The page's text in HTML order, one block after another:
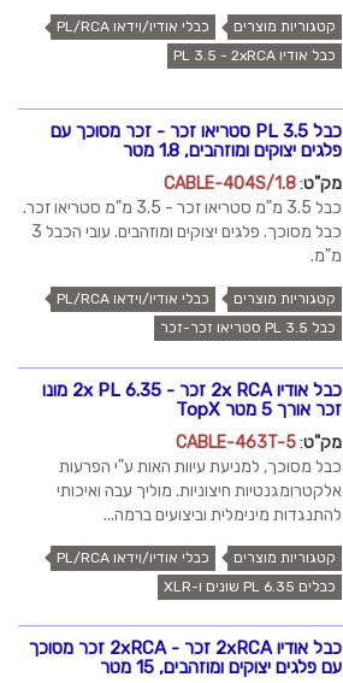
קטגוריות מוצרים
כבלי אודיו/וידאו PL/RCA
כבל אודיו PL 3.5 - 2xRCA
כבל PL 3.5 סטריאו זכר - זכר מסוכך עם
פלגים יצוקים ומוזהבים, 1.8 מטר
מק"ט:
CABLE-404S/1.8
כבל 3.5 מ"מ סטריאו זכר - 3.5 מ"מ סטריאו זכר.
כבל מסוכך. פלגים יצוקים ומוזהבים. עובי הכבל 3
מ"מ.
קטגוריות מוצרים
כבלי אודיו/וידאו PL/RCA
כבל PL 3.5 סטריאו זכר-זכר
כבל אודיו 2x RCA זכר - 2x PL 6.35 מונו
זכר אורך 5 מטר TopX
מק"ט:
CABLE-463T-5
כבל מסוכך, למניעת עיוות האות ע"י הפרעות
אלקטרומגנטיות חיצוניות. מוליך עבה ואיכותי
להתנגדות מינימלית וביצועים ברמה...
קטגוריות מוצרים
כבלי אודיו/וידאו PL/RCA
כבלים PL 6.35 שונים ו-XLR
כבל אודיו 2xRCA זכר - 2xRCA זכר מסוכך
עם פלגים יצוקים ומוזהבים, 15 מטר